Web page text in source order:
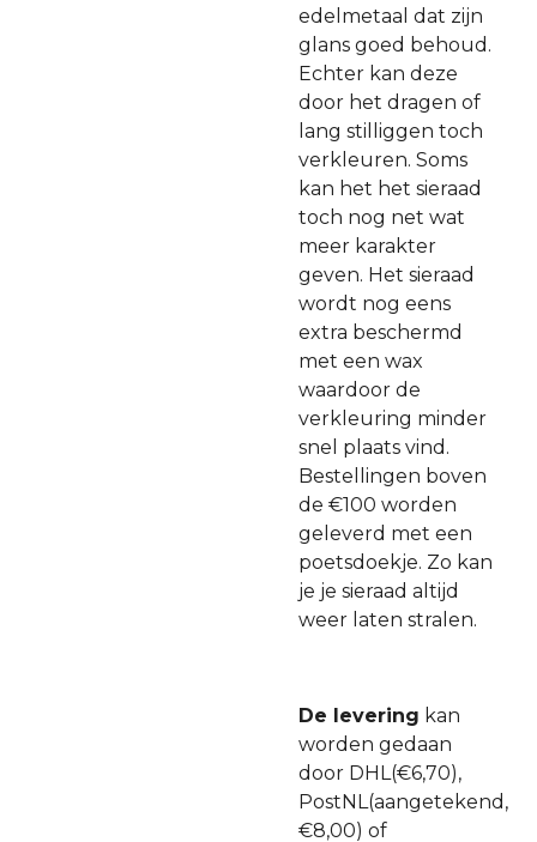
edelmetaal dat zijn
glans goed behoud.
Echter kan deze
door het dragen of
lang stilliggen toch
verkleuren. Soms
kan het het sieraad
toch nog net wat
meer karakter
geven. Het sieraad
wordt nog eens
extra beschermd
met een wax
waardoor de
verkleuring minder
snel plaats vind.
Bestellingen boven
de €100 worden
geleverd met een
poetsdoekje. Zo kan
je je sieraad altijd
weer laten stralen.
De levering kan
worden gedaan
door DHL(€6,70),
PostNL(aangetekend,
€8,00) of